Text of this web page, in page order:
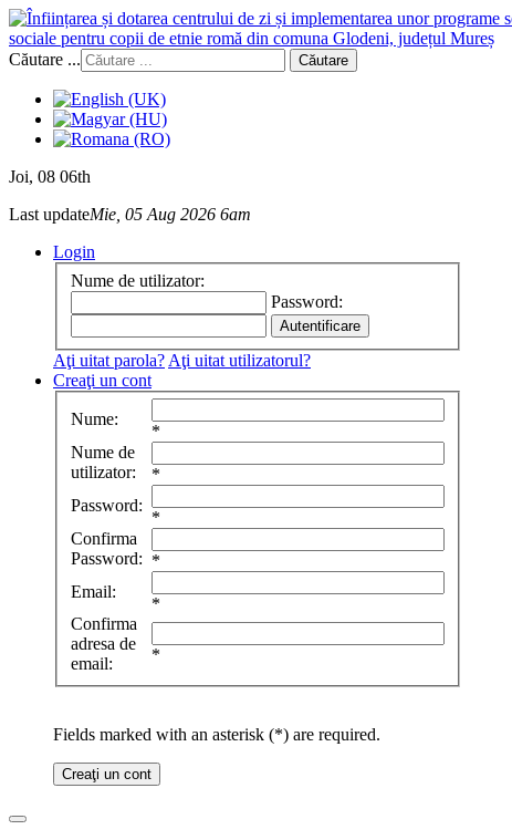
sociale pentru copii de etnie romă din comuna Glodeni, județul Mureș
Căutare ...
Căutare
Joi, 08 06th
Last updateMie, 05 Aug 2026 6am
Login
Nume de utilizator:
Password:
Aţi uitat parola? Aţi uitat utilizatorul?
Creaţi un cont
Nume:
*
Nume de
utilizator:
*
Password:
*
Confirma
Password: *
Email:
*
Confirma
adresa de
email:
*
Fields marked with an asterisk (*) are required.
Creaţi un cont